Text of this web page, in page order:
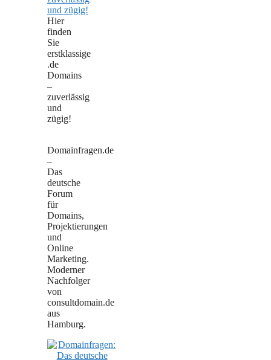
Hier
finden
Sie
erstklassige
.de
Domains
–
zuverlässig
und
zügig!
Domainfragen.de
–
Das
deutsche
Forum
für
Domains,
Projektierungen
und
Online
Marketing.
Moderner
Nachfolger
von
consultdomain.de
aus
Hamburg.